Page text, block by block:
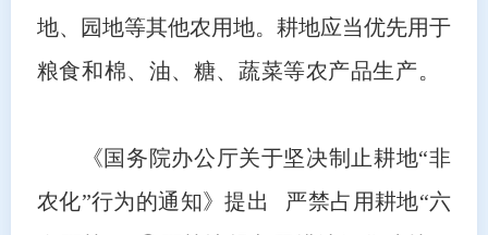
地、园地等其他农用地。耕地应当优先用于
粮食和棉、油、糖、蔬菜等农产品生产。
《国务院办公厅关于坚决制止耕地“非
农化”行为的通知》提出 严禁占用耕地“六